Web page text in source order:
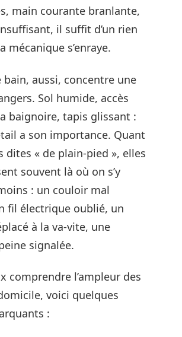
main courante branlante,
il suffit d’un rien
mécanique s’enraye.
bain, aussi, concentre une
Sol humide, accès
baignoire, tapis glissant :
a son importance. Quant
dites « de plain-pied », elles
souvent là où on s’y
: un couloir mal
fil électrique oublié, un
à la va-vite, une
signalée.
comprendre l’ampleur des
voici quelques
: